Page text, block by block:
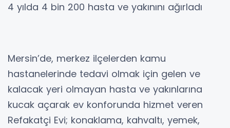
4 yılda 4 bin 200 hasta ve yakınını ağırladı
Mersin’de, merkez ilçelerden kamu
hastanelerinde tedavi olmak için gelen ve
kalacak yeri olmayan hasta ve yakınlarına
kucak açarak ev konforunda hizmet veren
Refakatçi Evi; konaklama, kahvaltı, yemek,